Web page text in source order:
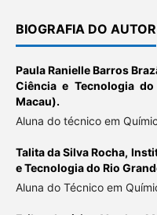
BIOGRAFIA DO AUTOR
Paula Ranielle Barros
Ciência e Tecnologia
Macau).
Aluna do técnico em
Talita da Silva Rocha,
e Tecnologia do Rio
Aluna do Técnico em